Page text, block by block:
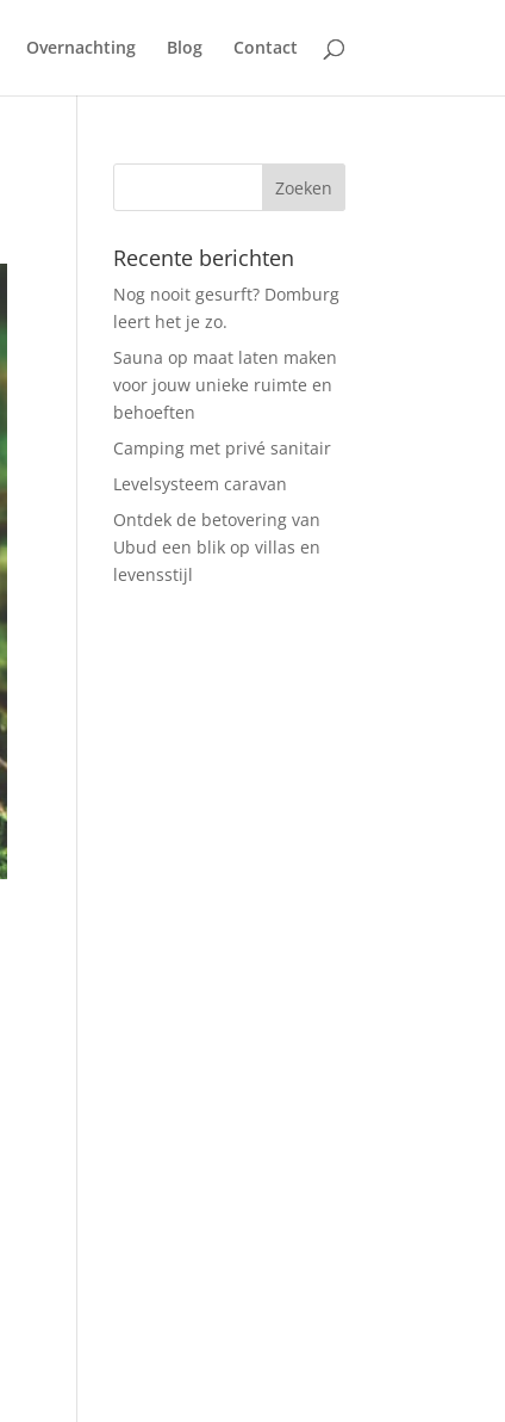
Overnachting Blog Contact
Recente berichten
Nog nooit gesurft? Domburg
leert het je zo.
Sauna op maat laten maken
voor jouw unieke ruimte en
behoeften
Camping met privé sanitair
Levelsysteem caravan
Ontdek de betovering van
Ubud een blik op villas en
levensstijl